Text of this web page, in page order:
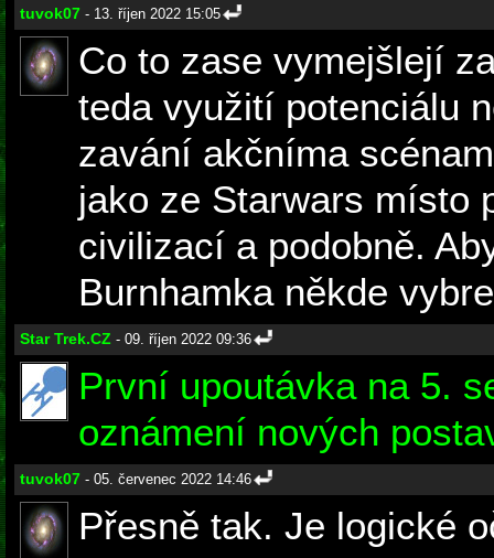
tuvok07 - 13. říjen 2022 15:05
Co to zase vymejšlejí
teda využití potenciálu
zavání akčníma
jako ze Starwars místo
civilizací a podobně.
Burnhamka někde
Star Trek.CZ - 09. říjen 2022 09:36
První upoutávka na 5.
oznámení nových
tuvok07 - 05. červenec 2022 14:46
Přesně tak. Je logické